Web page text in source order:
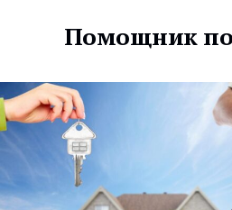
Помощник